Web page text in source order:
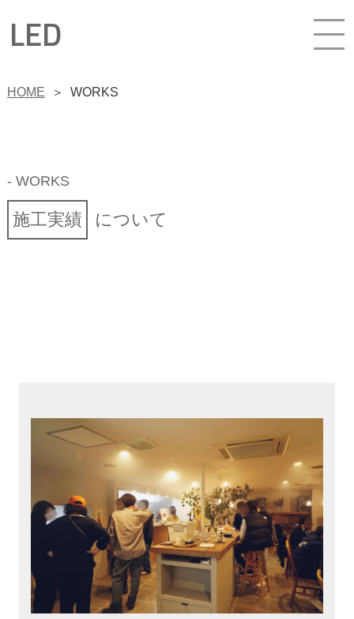
LED
HOME ＞ WORKS
- WORKS
施工実績 について